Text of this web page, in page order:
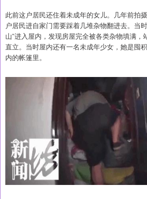
此前这户居民还住着未成年的女儿。几年前拍
户居民进自家门需要踩着几堆杂物翻进去。当
山”进入屋内，发现房屋完全被各类杂物填满，
直立。当时屋内还有一名未成年少女，她是囤
内的帐篷里。